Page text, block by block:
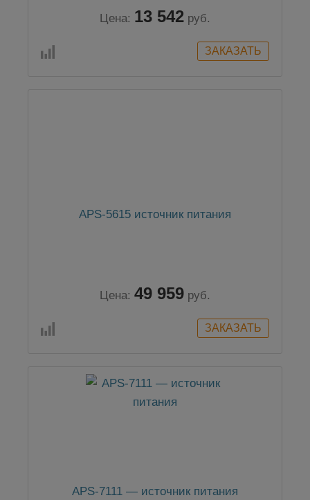
Цена: 13 542 руб.
APS-5615 источник питания
Цена: 49 959 руб.
APS-7111 — источник питания